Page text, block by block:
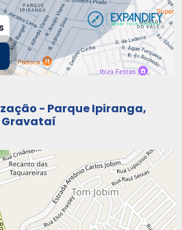
- Parque Ipiranga,
Gravataí